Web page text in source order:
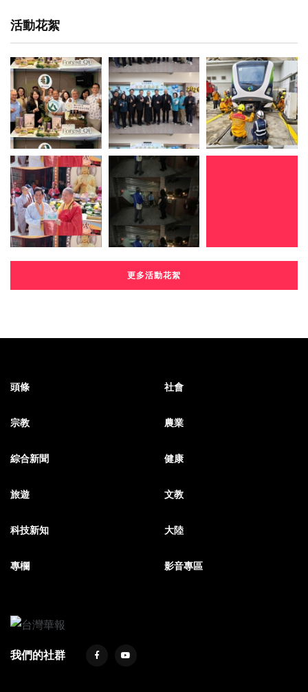
活動花絮
更多活動花絮
頭條 社會
宗教 農業
綜合新聞 健康
旅遊 文教
科技新知 大陸
專欄 影音專區
我們的社群